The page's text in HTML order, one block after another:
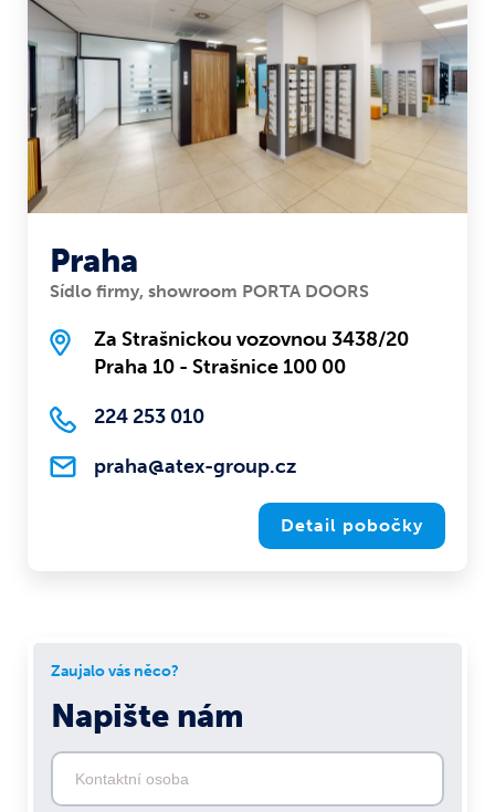
Praha
Sídlo firmy, showroom PORTA DOORS
Za Strašnickou vozovnou 3438/20
Praha 10 - Strašnice 100 00
224 253 010
praha@atex-group.cz
Detail pobočky
Zaujalo vás něco?
Napište nám